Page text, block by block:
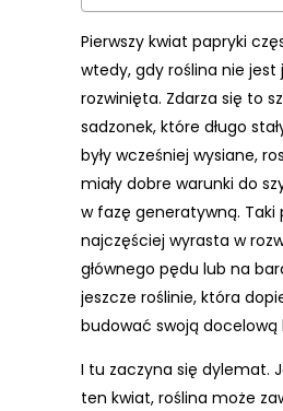
Pierwszy kwiat papryki
wtedy, gdy roślina nie jest
rozwinięta. Zdarza się to
sadzonek, które długo
były wcześniej wysiane,
miały dobre warunki do
w fazę generatywną. Taki
najczęściej wyrasta w
głównego pędu lub na
jeszcze roślinie, która
budować swoją docelową
I tu zaczyna się dylemat.
ten kwiat, roślina może